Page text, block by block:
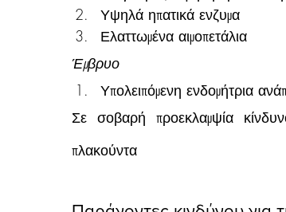
Υψηλά ηπατικά ενζυμα
Ελαττωμένα αιμοπετάλια
Έμβρυο
Υπολειπόμενη ενδομήτρια
Σε σοβαρή προεκλαμψία
πλακούντα